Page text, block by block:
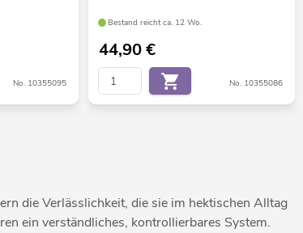
No. 10355095
Bestand reicht ca. 12 Wo.
44,90€
No. 10355086
die Verlässlichkeit, die sie im hektischen Alltag
ein verständliches, kontrollierbares System.